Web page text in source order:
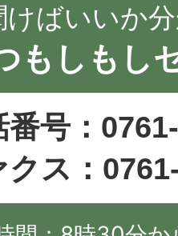
けばいいか
もしもし
号：
クス：